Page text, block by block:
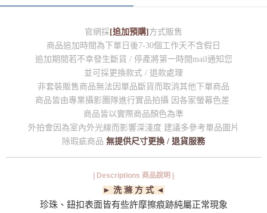
官網採 [追加預購] 方式販售
商品追加時間為下單日後7-30個工作天不含假日
追加期間若不幸發生斷貨 / 停產將第一時間mail通知您
並可採更換款式 / 退款處理
非套裝販售商品無法因單品斷貨而取消其他下單商品
商品皆由專業攝影團隊進行實品拍攝 因各家螢幕色差
商品皆以實際商品顏色為準
外拍會因為室內外光線而影響深淺度 建議多參考單品圖片
除瑕疵商品 無提供尺寸更換 / 退貨服務
| Descriptions 商品說明 |
► 洗 滌 方 式 ◄
珍珠、鈕扣表面皆有些許摩擦痕跡純屬正常現象